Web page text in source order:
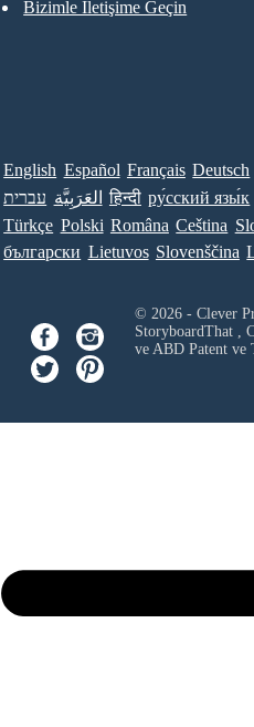
Bizimle İletişime Geçin
English Español Français Deutsch
עברית العَرَبِيَّة हिन्दी ру́сский язы́к
Türkçe Polski Româna Ceština
български Lietuvos Slovenščina
© 2026 - Clever
StoryboardThat ,
ve ABD Patent ve